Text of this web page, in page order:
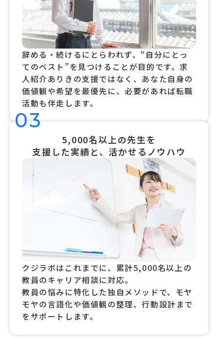
辞める・続けるにとらわれず、“自分にとっ
てのベスト”を見つけることが目的です。求
人紹介ありきの支援ではなく、あなた自身の
価値観や希望を最優先に、必要があれば転職
活動も伴走します。
5,000名以上の先生を
支援した実績と、活かせるノウハウ
クジラボはこれまでに、累計5,000名以上の
教員のキャリア相談に対応。
教員の悩みに特化した独自メソッドで、モヤ
モヤの言語化や価値観の整理、行動設計まで
をサポートします。
03